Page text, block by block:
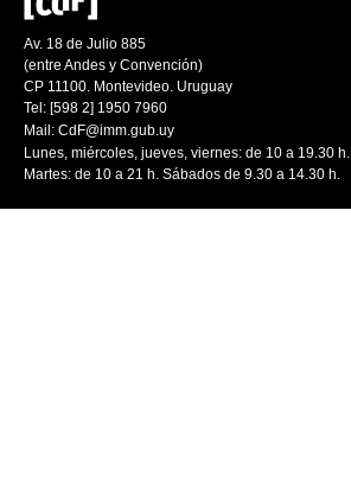
Av. 18 de Julio 885
(entre Andes y Convención)
CP 11100. Montevideo. Uruguay
Tel: [598 2] 1950 7960
Mail: CdF@imm.gub.uy
Lunes, miércoles, jueves, viernes: de 10 a 19.30 h.
Martes: de 10 a 21 h. Sábados de 9.30 a 14.30 h.